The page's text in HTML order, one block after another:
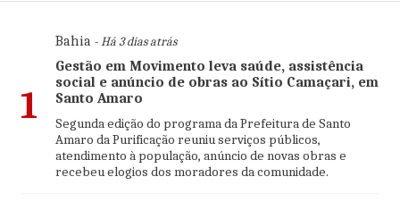
1
Bahia- Há 3 dias atrás
Gestão em Movimento leva saúde, assistência
social e anúncio de obras ao Sítio Camaçari, em
Santo Amaro
Segunda edição do programa da Prefeitura de Santo
Amaro da Purificação reuniu serviços públicos,
atendimento à população, anúncio de novas obras e
recebeu elogios dos moradores da comunidade.